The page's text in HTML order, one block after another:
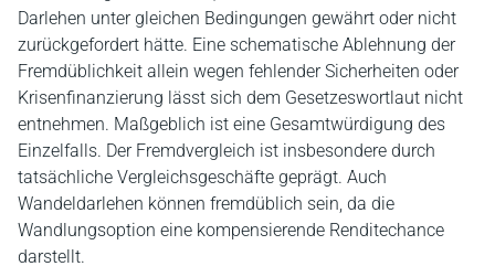
Darlehen unter gleichen Bedingungen gewährt oder nicht
zurückgefordert hätte. Eine schematische Ablehnung der
Fremdüblichkeit allein wegen fehlender Sicherheiten oder
Krisenfinanzierung lässt sich dem Gesetzeswortlaut nicht
entnehmen. Maßgeblich ist eine Gesamtwürdigung des
Einzelfalls. Der Fremdvergleich ist insbesondere durch
tatsächliche Vergleichsgeschäfte geprägt. Auch
Wandeldarlehen können fremdüblich sein, da die
Wandlungsoption eine kompensierende Renditechance
darstellt.